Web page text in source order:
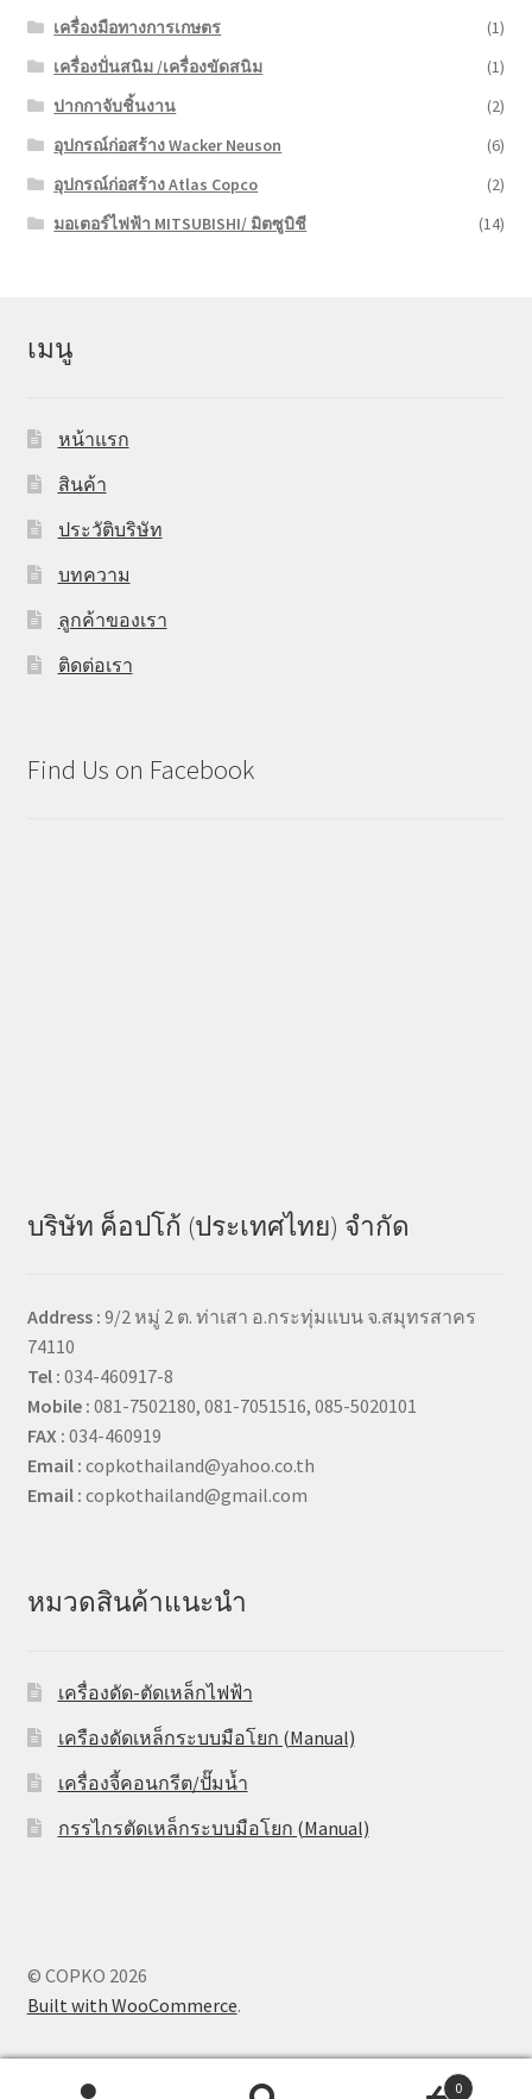
เครื่องมือทางการเกษตร
(1)
เครื่องปั่นสนิม /เครื่องขัดสนิม
(1)
ปากกาจับชิ้นงาน
(2)
อุปกรณ์ก่อสร้าง Wacker Neuson
(6)
อุปกรณ์ก่อสร้าง Atlas Copco
(2)
มอเตอร์ไฟฟ้า MITSUBISHI/ มิตซูบิชี
(14)
เมนู
หน้าแรก
สินค้า
ประวัติบริษัท
บทความ
ลูกค้าของเรา
ติดต่อเรา
Find Us on Facebook
บริษัท ค็อปโก้ (ประเทศไทย) จำกัด
Address : 9/2 หมู่ 2 ต. ท่าเสา อ.กระทุ่มแบน จ.สมุทรสาคร
74110
Tel : 034-460917-8
Mobile : 081-7502180, 081-7051516, 085-5020101
FAX : 034-460919
Email : copkothailand@yahoo.co.th
Email : copkothailand@gmail.com
หมวดสินค้าแนะนำ
เครื่องดัด-ตัดเหล็กไฟฟ้า
เครืองดัดเหล็กระบบมือโยก (Manual)
เครื่องจี้คอนกรีต/ปั๊มน้ำ
กรรไกรตัดเหล็กระบบมือโยก (Manual)
© COPKO 2026
Built with WooCommerce.
0